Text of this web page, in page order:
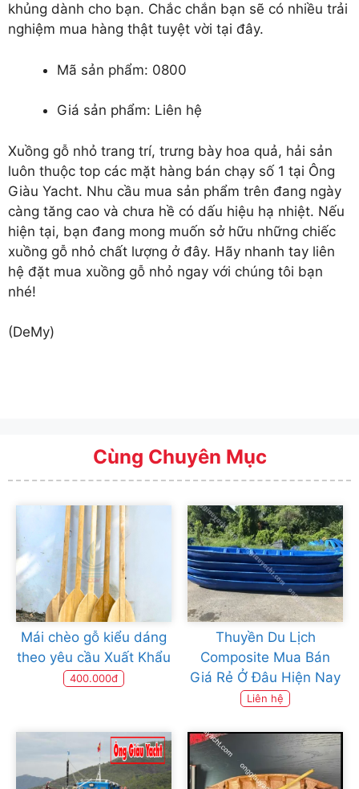
khủng dành cho bạn. Chắc chắn bạn sẽ có nhiều trải
nghiệm mua hàng thật tuyệt vời tại đây.
Mã sản phẩm: 0800
Giá sản phẩm: Liên hệ
Xuồng gỗ nhỏ trang trí, trưng bày hoa quả, hải sản
luôn thuộc top các mặt hàng bán chạy số 1 tại Ông
Giàu Yacht. Nhu cầu mua sản phẩm trên đang ngày
càng tăng cao và chưa hề có dấu hiệu hạ nhiệt. Nếu
hiện tại, bạn đang mong muốn sở hữu những chiếc
xuồng gỗ nhỏ chất lượng ở đây. Hãy nhanh tay liên
hệ đặt mua xuồng gỗ nhỏ ngay với chúng tôi bạn
nhé!
(DeMy)
Cùng Chuyên Mục
Mái chèo gỗ kiểu dáng
theo yêu cầu Xuất Khẩu
400.000đ
Thuyền Du Lịch
Composite Mua Bán
Giá Rẻ Ở Đâu Hiện Nay
Liên hệ